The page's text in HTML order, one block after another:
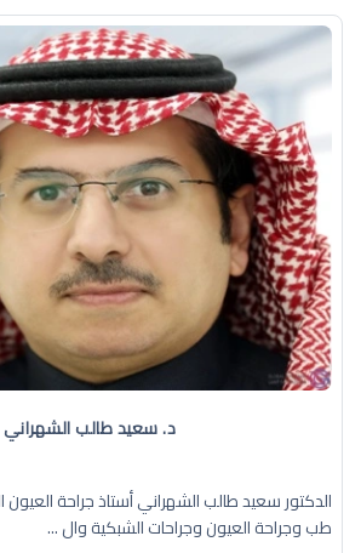
د. سعيد طالب الشهراني
الدكتور سعيد طالب الشهراني أستاذ جراحة
طب وجراحة العيون وجراحات الشبكية وال ...